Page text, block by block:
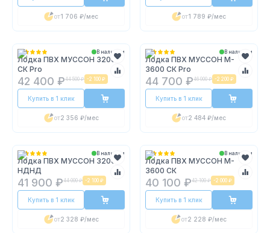
от1 706 ₽/мес от1 789 ₽/мес
В наличии
Лодка ПВХ МУССОН 3200
СК Pro
42 400 ₽44 500 ₽ -2 100 ₽
Купить в 1 клик
от2 356 ₽/мес
В наличии
Лодка ПВХ МУССОН M-
3600 СК Pro
44 700 ₽46 900 ₽ -2 200 ₽
Купить в 1 клик
от2 484 ₽/мес
В наличии
Лодка ПВХ МУССОН 3200
НДНД
41 900 ₽44 000 ₽ -2 100 ₽
Купить в 1 клик
от2 328 ₽/мес
В наличии
Лодка ПВХ МУССОН M-
3600 СК
40 100 ₽42 100 ₽ -2 000 ₽
Купить в 1 клик
от2 228 ₽/мес